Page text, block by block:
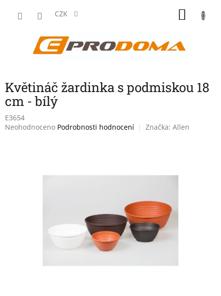
CZK
Květináč žardinka s podmiskou 18
cm - bílý
E3654
Průměrné
Neohodnoceno Podrobnosti hodnocení Značka: Allen